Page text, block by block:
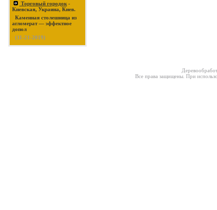
Торговый городок -
Киевская, Украина, Киев.
Каменная столешница из
агломерат — эффектное
допол
(11-21-2019)
Все права защищены. При